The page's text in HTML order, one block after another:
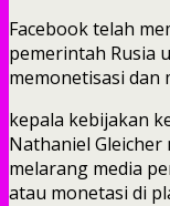
Facebook telah
pemerintah Rusia
memonetisasi dan
kepala kebijakan
Nathaniel
melarang media
atau monetasi di